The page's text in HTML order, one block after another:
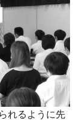
れるように先